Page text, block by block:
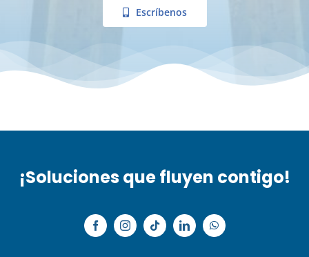
Escríbenos
¡Soluciones que fluyen contigo!